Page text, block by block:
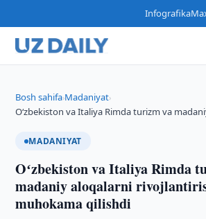
Infografika
Bosh sahifa›Madaniyat›
Oʻzbekiston va Italiya Rimda turizm va
MADANIYAT
Oʻzbekiston va Italiya Rimda
madaniy aloqalarni
muhokama qilishdi